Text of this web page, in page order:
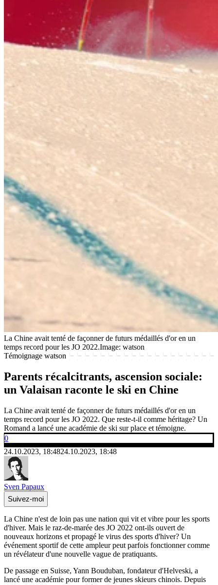
La Chine avait tenté de façonner de futurs médaillés d'or en un
temps record pour les JO 2022.Image: watson
Témoignage watson
Parents récalcitrants, ascension sociale:
un Valaisan raconte le ski en Chine
La Chine avait tenté de façonner de futurs médaillés d'or en un
temps record pour les JO 2022. Que reste-t-il comme héritage? Un
Romand a lancé une académie de ski sur place et témoigne.
0
24.10.2023, 18:4824.10.2023, 18:48
Sven Papaux
Suivez-moi
La Chine n'est de loin pas une nation qui vit et vibre pour les sports
d'hiver. Mais le raz-de-marée des JO 2022 ont-ils ouvert de
nouveaux horizons et propagé le virus des sports d'hiver? Un
événement sportif de cette ampleur peut parfois fonctionner comme
un révélateur d'une nouvelle vague de pratiquants.
De passage en Suisse, Yann Bouduban, fondateur d'Helveski, a
lancé une académie pour former de jeunes skieurs chinois. Depuis